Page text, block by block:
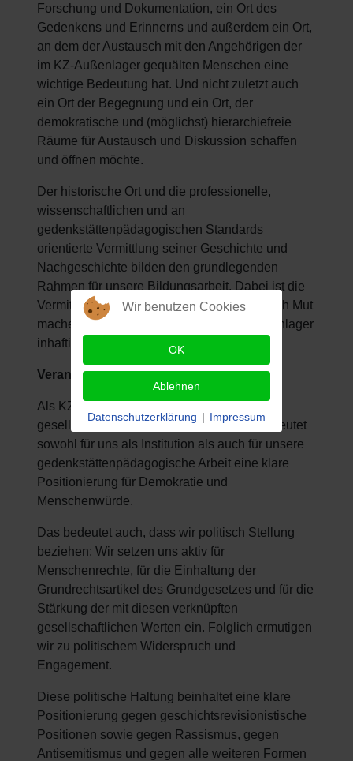
Forschung und Dokumentation, ein Ort des
Gedenkens und Erinnerns und außerdem ein Ort,
an dem der Austausch mit den Angehörigen der
im KZ-Außenlager gequälten Menschen eine
wichtige Bedeutung hat. Und nicht zuletzt auch
ein Ort der Begegnung und ein Ort, der
demokratische und (möglichst) hierarchiefreie
Räume für Austausch und Diskussion schaffen
und öffnen möchte.
Der historische Ort und die professionelle,
wissenschaftlichen und an
gedenkstättenpädagogischen Standards
orientierte Vermittlung seiner Geschichte und
Nachgeschichte bilden den grundlegenden
Rahmen für unsere Bildungsarbeit. Dabei ist die
Vermittlung der – häufig leidvollen, aber auch Mut
machenden – Erfahrungen der im KZ-Außenlager
inhaftierten Menschen wesentlich.
Verantwortung und Haltung
Als KZ-Gedenkstätte stehen wir in einer
gesellschaftlichen Verantwortung. Dies bedeutet
sowohl für uns als Institution als auch für unsere
gedenkstättenpädagogische Arbeit eine klare
Positionierung für Demokratie und
Menschenwürde.
Das bedeutet auch, dass wir politisch Stellung
beziehen: Wir setzen uns aktiv für
Menschenrechte, für die Einhaltung der
Grundrechtsartikel des Grundgesetzes und für die
Stärkung der mit diesen verknüpften
gesellschaftlichen Werten ein. Folglich ermutigen
wir zu politischem Widerspruch und
Engagement.
Diese politische Haltung beinhaltet eine klare
Positionierung gegen geschichtsrevisionistische
Positionen sowie gegen Rassismus, gegen
Antisemitismus und gegen alle weiteren Formen
Wir benutzen Cookies
OK
Ablehnen
Datenschutzerklärung | Impressum